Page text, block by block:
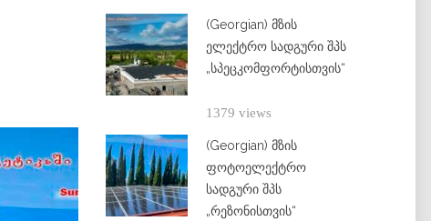
(Georgian) მზის
ელექტრო სადგური შპს
„სპეცკომფორტისთვის“
1379 views
(Georgian) მზის
ფოტოელექტრო
სადგური შპს
„რეზონისთვის“